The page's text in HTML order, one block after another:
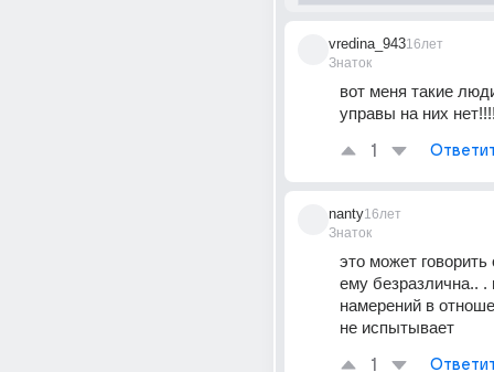
vredina_943
Знаток
16лет
вот меня такие
управы на них
1
nanty
Знаток
16лет
это может
ему безразлична.. .
намерений в
не испытывает
1